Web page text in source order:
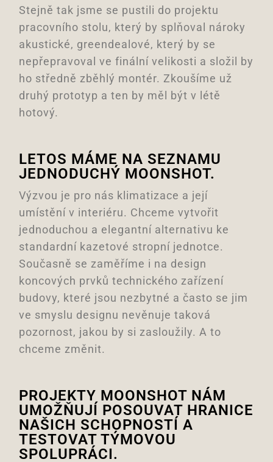
Stejně tak jsme se pustili do projektu
pracovního stolu, který by splňoval nároky
akustické, greendealové, který by se
nepřepravoval ve finální velikosti a složil by
ho středně zběhlý montér. Zkoušíme už
druhý prototyp a ten by měl být v létě
hotový.
LETOS MÁME NA SEZNAMU
JEDNODUCHÝ MOONSHOT.
Výzvou je pro nás klimatizace a její
umístění v interiéru. Chceme vytvořit
jednoduchou a elegantní alternativu ke
standardní kazetové stropní jednotce.
Současně se zaměříme i na design
koncových prvků technického zařízení
budovy, které jsou nezbytné a často se jim
ve smyslu designu nevěnuje taková
pozornost, jakou by si zasloužily. A to
chceme změnit.
PROJEKTY MOONSHOT NÁM
UMOŽŇUJÍ POSOUVAT HRANICE
NAŠICH SCHOPNOSTÍ A
TESTOVAT TÝMOVOU
SPOLUPRÁCI.